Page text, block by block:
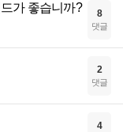
가 좋습니까? 8
댓글
2
댓글
4